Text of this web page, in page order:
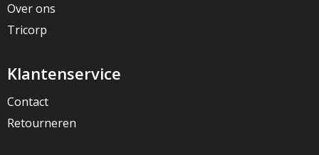
Over ons
Tricorp
Klantenservice
Contact
Retourneren